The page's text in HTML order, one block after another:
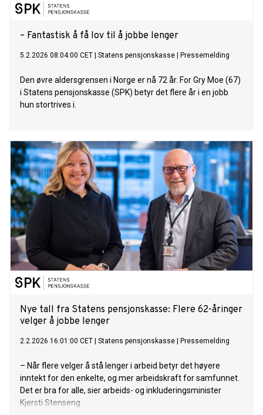
– Fantastisk å få lov til å jobbe lenger
5.2.2026 08:04:00 CET Statens pensjonskasse Pressemelding
Den øvre aldersgrensen i Norge er nå 72 år. For Gry Moe (67)
i Statens pensjonskasse (SPK) betyr det flere år i en jobb
hun stortrives i.
Nye tall fra Statens pensjonskasse: Flere 62-åringer
velger å jobbe lenger
2.2.2026 16:01:00 CET Statens pensjonskasse Pressemelding
– Når flere velger å stå lenger i arbeid betyr det høyere
inntekt for den enkelte, og mer arbeidskraft for samfunnet.
Det er bra for alle, sier arbeids- og inkluderingsminister
Kjersti Stenseng.